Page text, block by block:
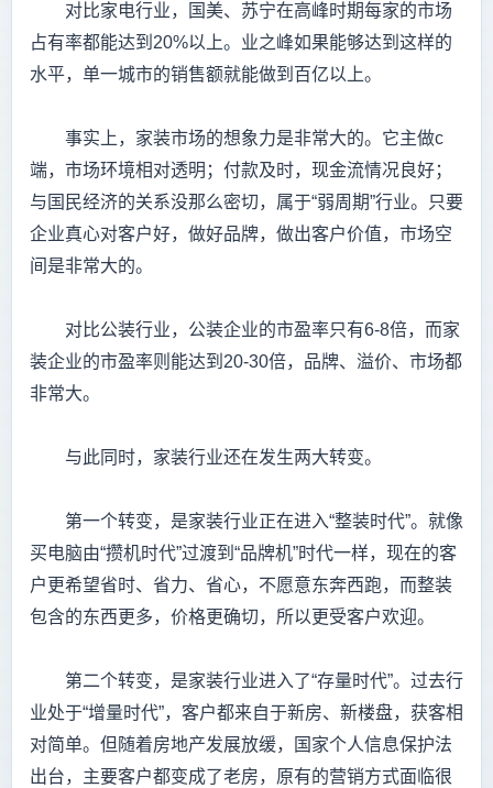
对比家电行业，国美、苏宁在高峰时期每家的市场
占有率都能达到20%以上。业之峰如果能够达到这样的
水平，单一城市的销售额就能做到百亿以上。
事实上，家装市场的想象力是非常大的。它主做c
端，市场环境相对透明；付款及时，现金流情况良好；
与国民经济的关系没那么密切，属于“弱周期”行业。只要
企业真心对客户好，做好品牌，做出客户价值，市场空
间是非常大的。
对比公装行业，公装企业的市盈率只有6-8倍，而家
装企业的市盈率则能达到20-30倍，品牌、溢价、市场都
非常大。
与此同时，家装行业还在发生两大转变。
第一个转变，是家装行业正在进入“整装时代”。就像
买电脑由“攒机时代”过渡到“品牌机”时代一样，现在的客
户更希望省时、省力、省心，不愿意东奔西跑，而整装
包含的东西更多，价格更确切，所以更受客户欢迎。
第二个转变，是家装行业进入了“存量时代”。过去行
业处于“增量时代”，客户都来自于新房、新楼盘，获客相
对简单。但随着房地产发展放缓，国家个人信息保护法
出台，主要客户都变成了老房，原有的营销方式面临很